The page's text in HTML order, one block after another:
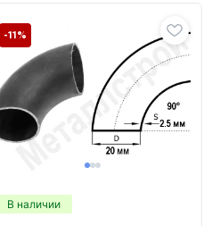
В наличии
-11%